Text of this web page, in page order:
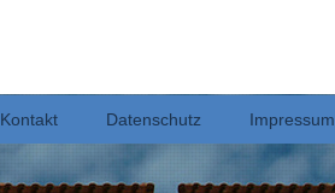
Kontakt Datenschutz Impressum